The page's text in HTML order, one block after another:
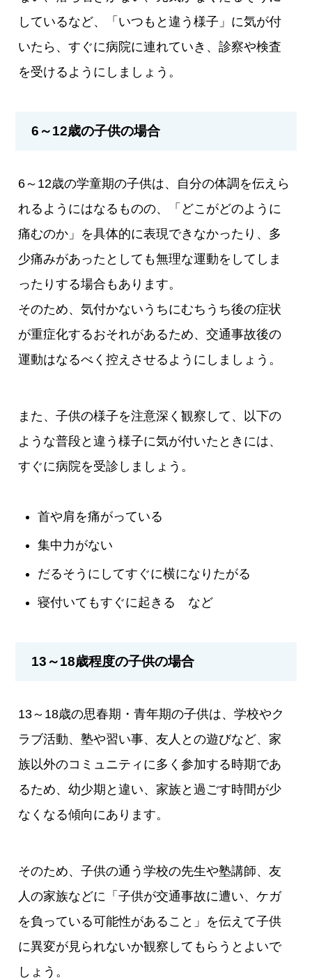
しているなど、「いつもと違う様子」に気が付
いたら、すぐに病院に連れていき、診察や検査
を受けるようにしましょう。
6～12歳の子供の場合
6～12歳の学童期の子供は、自分の体調を伝えら
れるようにはなるものの、「どこがどのように
痛むのか」を具体的に表現できなかったり、多
少痛みがあったとしても無理な運動をしてしま
ったりする場合もあります。
そのため、気付かないうちにむちうち後の症状
が重症化するおそれがあるため、交通事故後の
運動はなるべく控えさせるようにしましょう。
また、子供の様子を注意深く観察して、以下の
ような普段と違う様子に気が付いたときには、
すぐに病院を受診しましょう。
首や肩を痛がっている
集中力がない
だるそうにしてすぐに横になりたがる
寝付いてもすぐに起きる など
13～18歳程度の子供の場合
13～18歳の思春期・青年期の子供は、学校やク
ラブ活動、塾や習い事、友人との遊びなど、家
族以外のコミュニティに多く参加する時期であ
るため、幼少期と違い、家族と過ごす時間が少
なくなる傾向にあります。
そのため、子供の通う学校の先生や塾講師、友
人の家族などに「子供が交通事故に遭い、ケガ
を負っている可能性があること」を伝えて子供
に異変が見られないか観察してもらうとよいで
しょう。